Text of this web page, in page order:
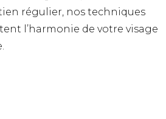
régulier, nos techniques
l’harmonie de votre visage